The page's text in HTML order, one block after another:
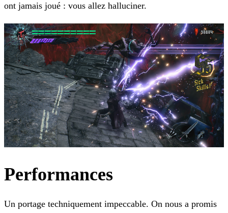
ont jamais joué : vous allez halluciner.
Performances
Un portage techniquement impeccable. On nous a promis